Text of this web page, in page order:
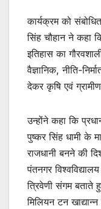
कार्यक्रम को
सिंह चौहान ने कहा
इतिहास का
वैज्ञानिक, नीति-
देकर कृषि एवं
उन्होंने कहा कि
पुष्कर सिंह धामी के
राजधानी बनने की
पंतनगर
त्रिवेणी संगम
मिलियन टन